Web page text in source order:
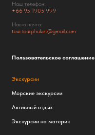
Наш телефон:
+66 95 1905 999
Наша почта:
tour.tour.phuket@gmail.com
Пользовательское соглашение
Экскурсии
Морские экскурсии
Активный отдых
Экскурсии на материк